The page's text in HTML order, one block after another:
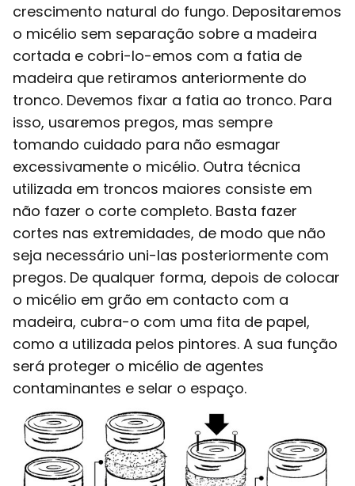
crescimento natural do fungo. Depositaremos
o micélio sem separação sobre a madeira
cortada e cobri-lo-emos com a fatia de
madeira que retiramos anteriormente do
tronco. Devemos fixar a fatia ao tronco. Para
isso, usaremos pregos, mas sempre
tomando cuidado para não esmagar
excessivamente o micélio. Outra técnica
utilizada em troncos maiores consiste em
não fazer o corte completo. Basta fazer
cortes nas extremidades, de modo que não
seja necessário uni-las posteriormente com
pregos. De qualquer forma, depois de colocar
o micélio em grão em contacto com a
madeira, cubra-o com uma fita de papel,
como a utilizada pelos pintores. A sua função
será proteger o micélio de agentes
contaminantes e selar o espaço.